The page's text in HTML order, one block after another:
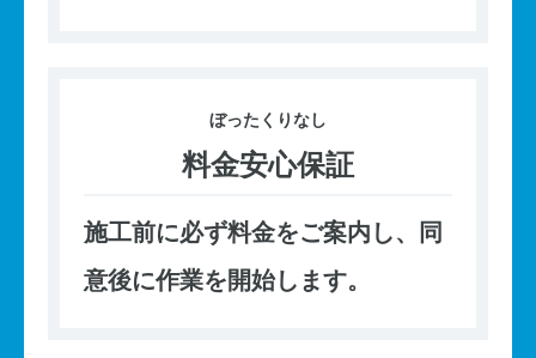
ぼったくりなし
料金安心保証
施工前に必ず料金をご案内し、同
意後に作業を開始します。